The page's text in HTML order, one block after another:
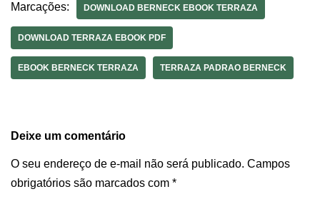
Marcações: DOWNLOAD BERNECK EBOOK TERRAZA
DOWNLOAD TERRAZA EBOOK PDF
EBOOK BERNECK TERRAZA TERRAZA PADRAO BERNECK
Deixe um comentário
O seu endereço de e-mail não será publicado. Campos
obrigatórios são marcados com *